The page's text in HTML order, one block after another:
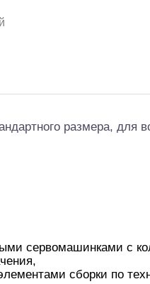
размера, для
сервомашинками с
сборки по